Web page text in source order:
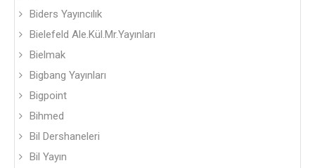
Biders Yayıncılık
Bielefeld Ale.Kül.Mr.Yayınları
Bielmak
Bigbang Yayınları
Bigpoint
Bihmed
Bil Dershaneleri
Bil Yayın